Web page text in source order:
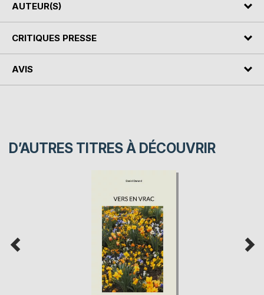
AUTEUR(S)
CRITIQUES PRESSE
AVIS
D’AUTRES TITRES À DÉCOUVRIR